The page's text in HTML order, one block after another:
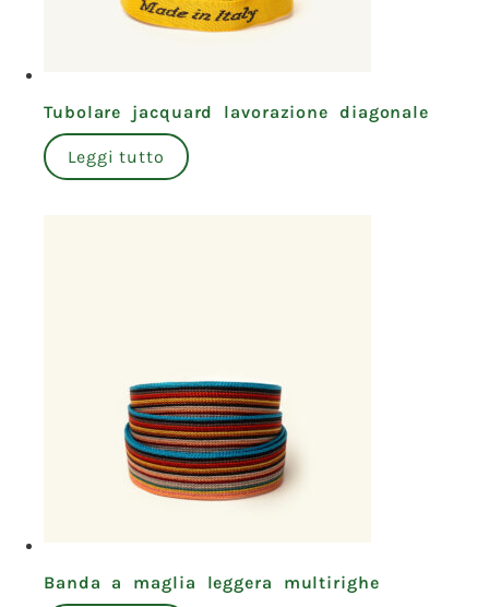
Tubolare jacquard lavorazione diagonale
Leggi tutto
Banda a maglia leggera multirighe